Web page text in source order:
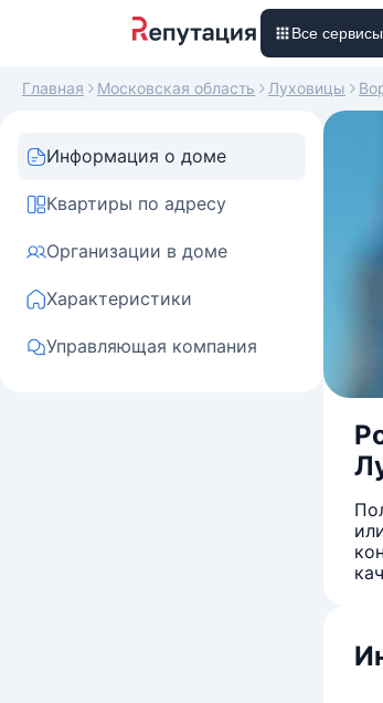
Все сервисы
Главная Московская область Луховицы
Информация о доме
Квартиры по адресу
Организации в доме
Характеристики
Управляющая компания